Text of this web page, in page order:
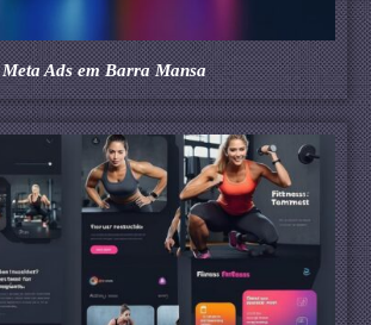
Meta Ads em Barra Mansa